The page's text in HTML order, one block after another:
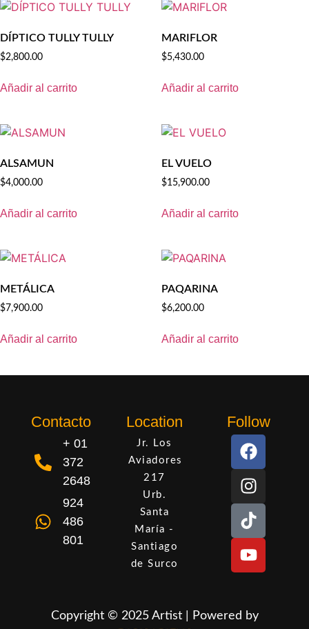
DÍPTICO TULLY TULLY
$2,800.00
Añadir al carrito
MARIFLOR
$5,430.00
Añadir al carrito
ALSAMUN
$4,000.00
Añadir al carrito
EL VUELO
$15,900.00
Añadir al carrito
METÁLICA
$7,900.00
Añadir al carrito
PAQARINA
$6,200.00
Añadir al carrito
Contacto
+ 01
372
2648
924
486
801
Location
Jr. Los
Aviadores
217
Urb.
Santa
María -
Santiago
de Surco
Follow
Copyright © 2025 Artist | Powered by